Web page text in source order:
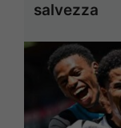
salvezza